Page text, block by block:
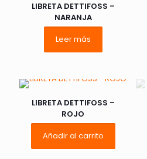
LIBRETA DETTIFOSS –
NARANJA
Leer más
LIBRETA DETTIFOSS –
ROJO
Añadir al carrito